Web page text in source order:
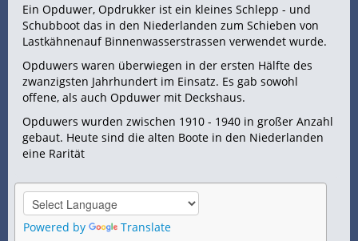
Ein Opduwer, Opdrukker ist ein kleines Schlepp - und
Schubboot das in den Niederlanden zum Schieben von
Lastkähnenauf Binnenwasserstrassen verwendet wurde.
Opduwers waren überwiegen in der ersten Hälfte des
zwanzigsten Jahrhundert im Einsatz. Es gab sowohl
offene, als auch Opduwer mit Deckshaus.
Opduwers wurden zwischen 1910 - 1940 in großer Anzahl
gebaut. Heute sind die alten Boote in den Niederlanden
eine Rarität
Powered by Translate